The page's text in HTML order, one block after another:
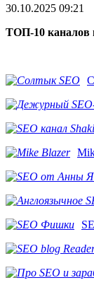
30.10.2025 09:21
ТОП-10 каналов